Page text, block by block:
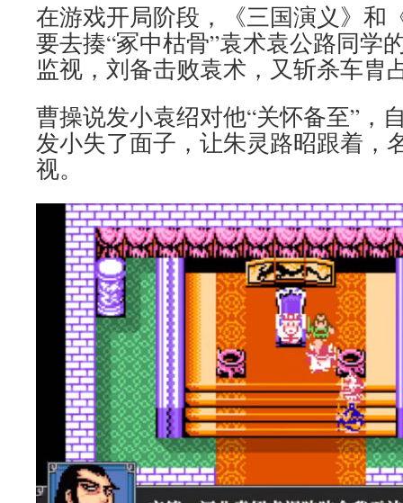
在游戏开局阶段，《三国演义》和
要去揍“冢中枯骨”袁术袁公路同学
监视，刘备击败袁术，又斩杀车胄
曹操说发小袁绍对他“关怀备至”，
发小失了面子，让朱灵路昭跟着，
视。